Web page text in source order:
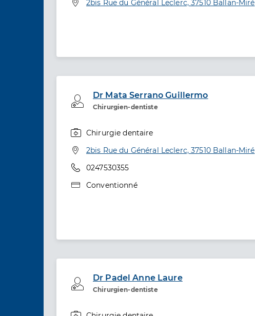
Adresse
2bis Rue du Général Leclerc, 37510 Ballan-Miré
Dr Mata Serrano Guillermo
Chirurgien-dentiste
Professionel de santé
Chirurgie dentaire
Adresse
2bis Rue du Général Leclerc, 37510 Ballan-Miré
Téléphone
0247530355
Type de convention
Conventionné
Dr Padel Anne Laure
Chirurgien-dentiste
Professionel de santé